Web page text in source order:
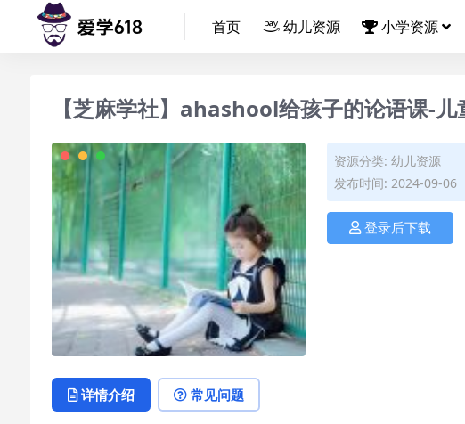
首页 幼儿资源 小学资源
【芝麻学社】ahashool给孩子的论语课-
资源分类: 幼儿资源
发布时间: 2024-09-06
登录后下载
详情介绍 常见问题